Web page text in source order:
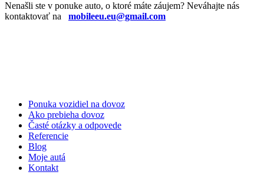
Nenašli ste v ponuke auto, o ktoré máte záujem? Neváhajte nás
kontaktovať na mobileeu.eu@gmail.com
Ponuka vozidiel na dovoz
Ako prebieha dovoz
Časté otázky a odpovede
Referencie
Blog
Moje autá
Kontakt